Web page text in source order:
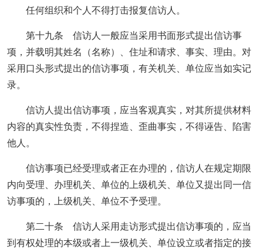
任何组织和个人不得打击报复信访人。
第十九条 信访人一般应当采用书面形式提出信访事
项，并载明其姓名（名称）、住址和请求、事实、理由。对
采用口头形式提出的信访事项，有关机关、单位应当如实记
录。
信访人提出信访事项，应当客观真实，对其所提供材料
内容的真实性负责，不得捏造、歪曲事实，不得诬告、陷害
他人。
信访事项已经受理或者正在办理的，信访人在规定期限
内向受理、办理机关、单位的上级机关、单位又提出同一信
访事项的，上级机关、单位不予受理。
第二十条 信访人采用走访形式提出信访事项的，应当
到有权处理的本级或者上一级机关、单位设立或者指定的接